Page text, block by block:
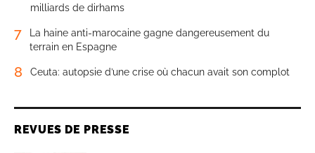
milliards de dirhams
7
La haine anti-marocaine gagne dangereusement du
terrain en Espagne
8 Ceuta: autopsie d’une crise où chacun avait son complot
REVUES DE PRESSE